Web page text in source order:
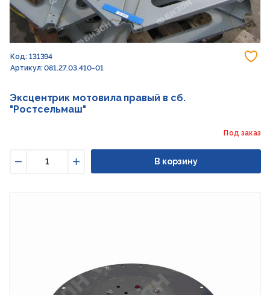
Код: 131394
Артикул: 081.27.03.410-01
Эксцентрик мотовила правый в сб.
"Ростсельмаш"
Под заказ
Увеличить
В корзину